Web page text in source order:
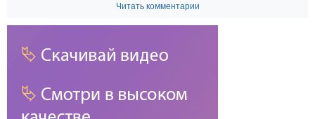
Читать комментарии